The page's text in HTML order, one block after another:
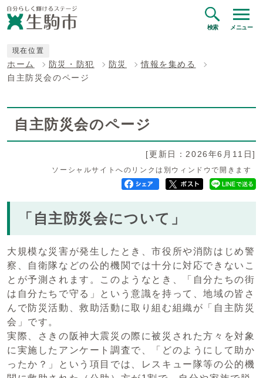
検索 メニュー
現在位置
ホーム 防災・防犯 防災
情報を集める
自主防災会のページ
自主防災会のページ
[更新日：2026年6月11日]
ソーシャルサイトへのリンクは別ウィンドウで開きます
「自主防災会について」
大規模な災害が発生したとき、市役所や消防はじめ警
察、自衛隊などの公的機関では十分に対応できないこ
とが予測されます。このようなとき、「自分たちの街
は自分たちで守る」という意識を持って、地域の皆さ
んで防災活動、救助活動に取り組む組織が「自主防災
会」です。
実際、さきの阪神大震災の際に被災された方々を対象
に実施したアンケート調査で、「どのようにして助か
ったか？」という項目では、レスキュー隊等の公的機